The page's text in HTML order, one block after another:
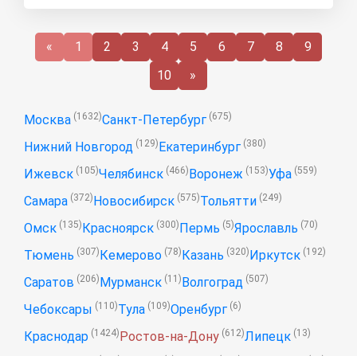
« 1 2 3 4 5 6 7 8
9
10
»
Москва (1632)Санкт-Петербург (675)
Нижний Новгород (129) Екатеринбург (380)
Ижевск (105)Челябинск (466) Воронеж (153)Уфа (559)
Самара (372) Новосибирск (575)Тольятти (249)
Омск (135) Красноярск (300) Пермь (5)Ярославль (70)
Тюмень (307) Кемерово (78) Казань (320) Иркутск (192)
Саратов (206) Мурманск (11) Волгоград (507)
Чебоксары (110)Тула (109)Оренбург (6)
Краснодар (1424) Ростов-на-Дону (612)Липецк (13)